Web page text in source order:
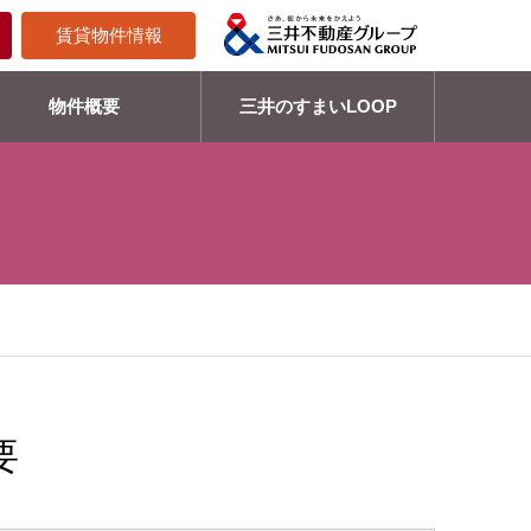
賃貸物件情報
物件概要 三井のすまいLOOP